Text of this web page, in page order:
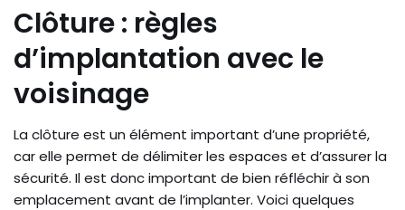
Clôture : règles
d’implantation avec le
voisinage
La clôture est un élément important d’une propriété,
car elle permet de délimiter les espaces et d’assurer la
sécurité. Il est donc important de bien réfléchir à son
emplacement avant de l’implanter. Voici quelques